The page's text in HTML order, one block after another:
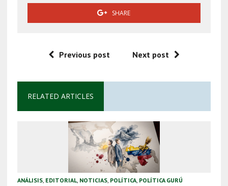
SHARE
Previous post Next post
RELATED ARTICLES
ANÁLISIS, EDITORIAL, NOTICIAS, POLÍTICA, POLÍTICA GURÚ